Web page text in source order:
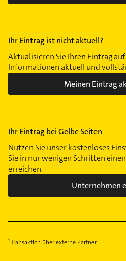
Ihr Eintrag ist nicht aktuell?
Aktualisieren Sie Ihren Eintrag
Informationen aktuell und
Meinen Eintrag
Ihr Eintrag bei Gelbe Seiten
Nutzen Sie unser kostenloses
Sie in nur wenigen Schritten
erreichen.
Unternehmen
Transaktion über externe Partner